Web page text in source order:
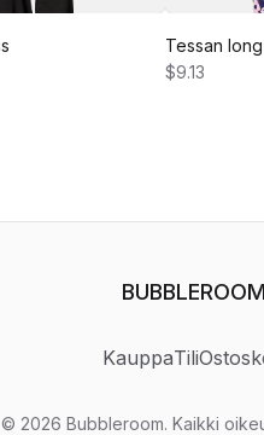
Tessan
$9.13
BUBBLEROOM
KauppaTili
© 2026 Bubbleroom. Kaikki